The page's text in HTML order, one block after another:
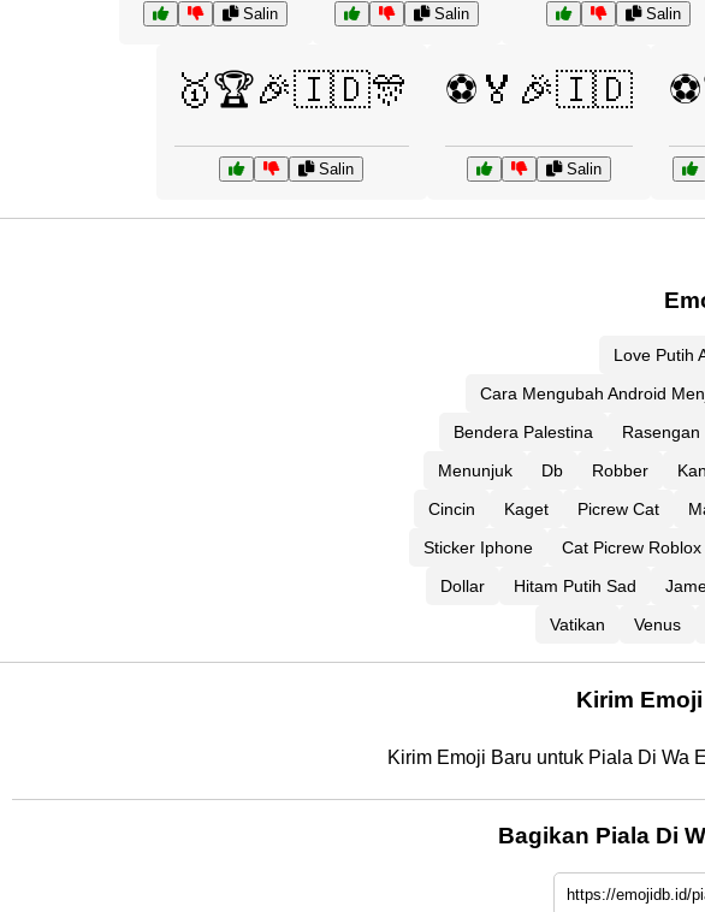
Salin Salin Salin
🥇🏆🎉🇮🇩🎊
Salin
⚽🏅🎉🇮🇩
Salin
Love Putih
Cara Mengubah Android
Bendera Palestina
Rasengan
Menunjuk
Db Robber
Cincin
Kaget Picrew Cat
Sticker Iphone
Cat Picrew Roblox
Dollar
Hitam Putih Sad
Vatikan
Venus
Kirim
Kirim Emoji Baru untuk Piala Di Wa
Bagikan Piala Di